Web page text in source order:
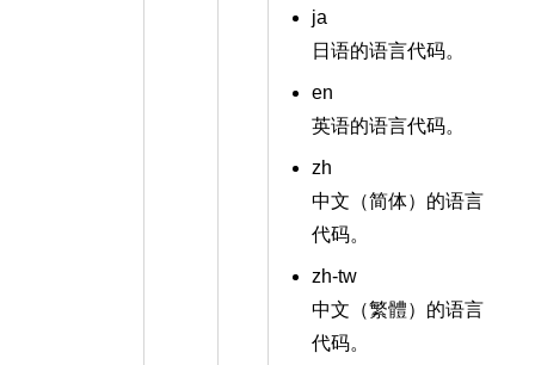
ja
日语的语言代码。
en
英语的语言代码。
zh
中文（简体）的语言
代码。
zh-tw
中文（繁體）的语言
代码。